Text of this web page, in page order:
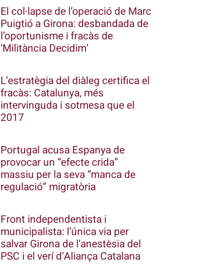
El col·lapse de l’operació de Marc
Puigtió a Girona: desbandada de
l’oportunisme i fracàs de
‘Militància Decidim’
L’estratègia del diàleg certifica el
fracàs: Catalunya, més
intervinguda i sotmesa que el
2017
Portugal acusa Espanya de
provocar un “efecte crida”
massiu per la seva “manca de
regulació” migratòria
Front independentista i
municipalista: l’única via per
salvar Girona de l’anestèsia del
PSC i el verí d’Aliança Catalana